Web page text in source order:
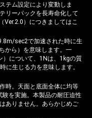
テム設定により変動しま
リーパックを長寿命化して
Ver.2.0）につきましてはこ
sec2で加速された時に生
から）を意味します。一
）について、1Nは、1kgの質
に生じる力を意味します。
時。天面と底面全体に均等
を実施。本製品の耐圧迫性
ありません。あらかじめご